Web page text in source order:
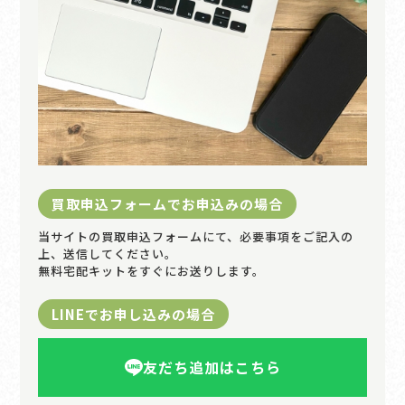
買取申込フォームでお申込みの場合
当サイトの買取申込フォームにて、必要事項をご記入の
上、送信してください。
無料宅配キットをすぐにお送りします。
LINEでお申し込みの場合
友だち追加はこちら